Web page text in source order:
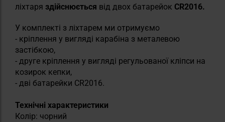
ліхтаря здійснюється від двох батарейок CR2016.
У комплекті з ліхтарем ми отримуємо
- кріплення у вигляді карабіна з металевою
застібкою,
- друге кріплення у вигляді регульованої кліпси на
козирок кепки,
- дві батарейки CR2016.
Технічні характеристики
Колір: чорний